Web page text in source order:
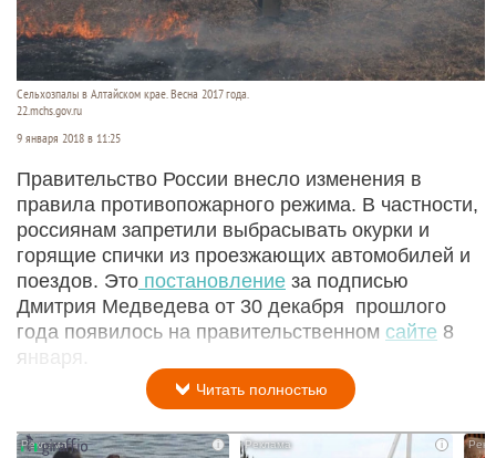
Сельхозпалы в Алтайском крае. Весна 2017 года.
22.mchs.gov.ru
9 января 2018 в 11:25
Правительство России внесло изменения в
правила противопожарного режима. В частности,
россиянам запретили выбрасывать окурки и
горящие спички из проезжающих автомобилей и
поездов. Это постановление за подписью
Дмитрия Медведева от 30 декабря прошлого
года появилось на правительственном сайте 8
января.
Читать полностью
i i